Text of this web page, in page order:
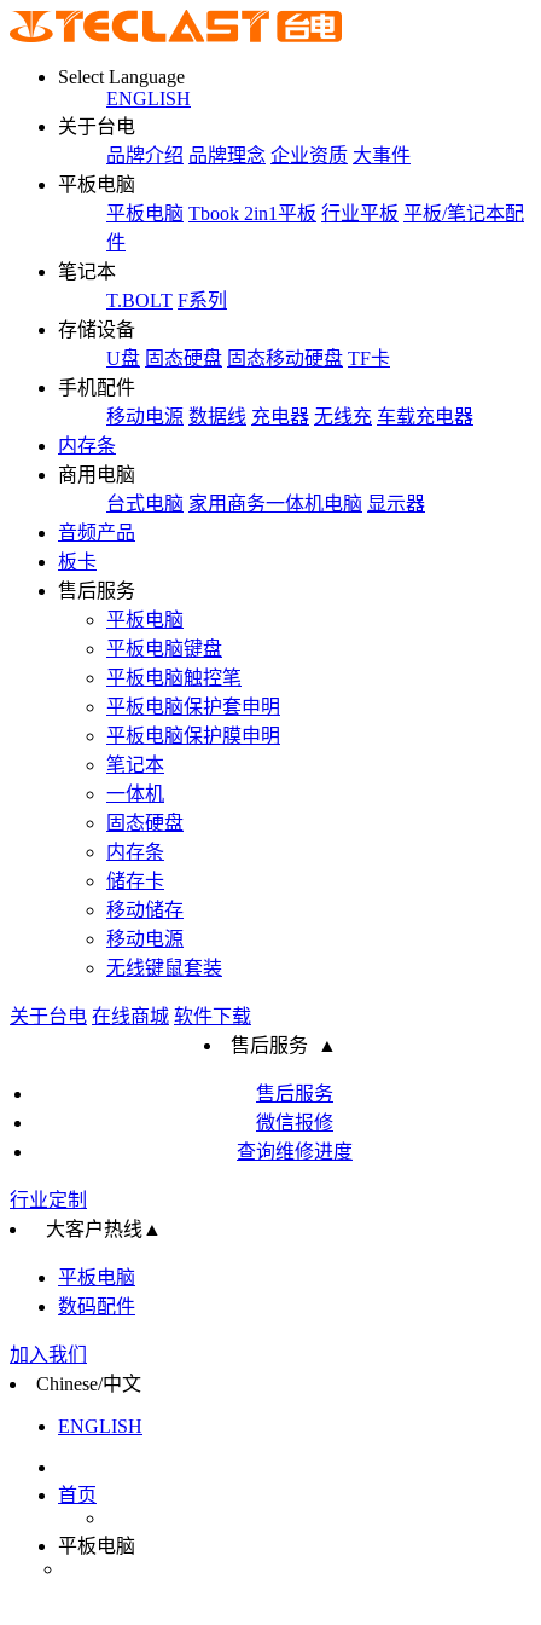
Select Language
ENGLISH
关于台电
品牌介绍 品牌理念 企业资质 大事件
平板电脑
平板电脑 Tbook 2in1平板 行业平板 平板/笔记本配
件
笔记本
T.BOLT F系列
存储设备
U盘 固态硬盘 固态移动硬盘 TF卡
手机配件
移动电源 数据线 充电器 无线充 车载充电器
内存条
商用电脑
台式电脑 家用商务一体机电脑 显示器
音频产品
板卡
售后服务
平板电脑
平板电脑键盘
平板电脑触控笔
平板电脑保护套申明
平板电脑保护膜申明
笔记本
一体机
固态硬盘
内存条
储存卡
移动储存
移动电源
无线键鼠套装
关于台电 在线商城 软件下载
售后服务
▲
售后服务
微信报修
查询维修进度
行业定制
大客户热线 ▲
平板电脑
数码配件
加入我们
Chinese/中文
ENGLISH
首页
平板电脑